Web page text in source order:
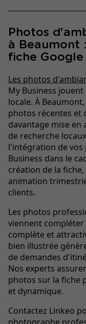
Photos
à Beaumont
fiche Google
Les photos
My Business
locale. À
photos récentes et
davantage mise en
de recherche
l'intégration de vos
Business dans le
création de la
animation
clients.
Les photos
viennent
complète et
bien illustrée
de demandes
Nos experts
photos sur la fiche
et dynamique.
Contactez Linkeo